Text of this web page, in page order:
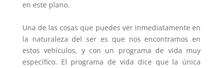
en este plano.
Una de las cosas que puedes ver inmediatamente en
la naturaleza del ser es que nos encontramos en
estos vehículos, y con un programa de vida muy
específico. El programa de vida dice que la única